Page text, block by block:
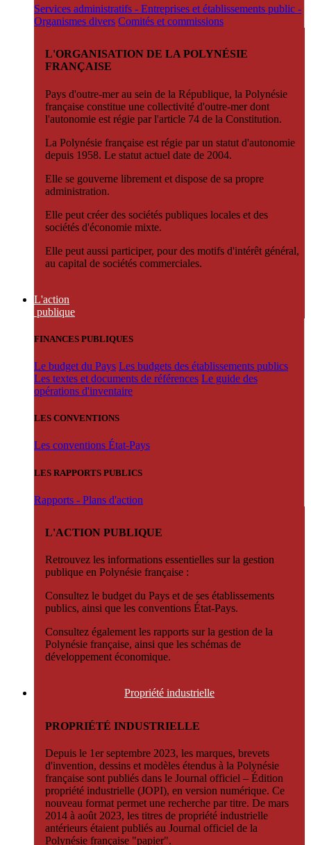
Services administratifs - Entreprises et établissements public -
Organismes divers Comités et commissions
L'ORGANISATION DE LA POLYNÉSIE
FRANÇAISE
Pays d'outre-mer au sein de la République, la Polynésie
française constitue une collectivité d'outre-mer dont
l'autonomie est régie par l'article 74 de la Constitution.
La Polynésie française est régie par un statut d'autonomie
depuis 1958. Le statut actuel date de 2004.
Elle se gouverne librement et dispose de sa propre
administration.
Elle peut créer des sociétés publiques locales et des
sociétés d'économie mixte.
Elle peut aussi participer, pour des motifs d'intérêt général,
au capital de sociétés commerciales.
L'action
publique
FINANCES PUBLIQUES
Le budget du Pays Les budgets des établissements publics
Les textes et documents de références Le guide des
opérations d'inventaire
LES CONVENTIONS
Les conventions État-Pays
LES RAPPORTS PUBLICS
Rapports - Plans d'action
L'ACTION PUBLIQUE
Retrouvez les informations essentielles sur la gestion
publique en Polynésie française :
Consultez le budget du Pays et de ses établissements
publics, ainsi que les conventions État-Pays.
Consultez également les rapports sur la gestion de la
Polynésie française, ainsi que les schémas de
développement économique.
Propriété industrielle
PROPRIÉTÉ INDUSTRIELLE
Depuis le 1er septembre 2023, les marques, brevets
d'invention, dessins et modèles étendus à la Polynésie
française sont publiés dans le Journal officiel – Édition
propriété industrielle (JOPI), en version numérique. Ce
nouveau format permet une recherche par titre. De mars
2014 à août 2023, les titres de propriété industrielle
antérieurs étaient publiés au Journal officiel de la
Polynésie française "papier".